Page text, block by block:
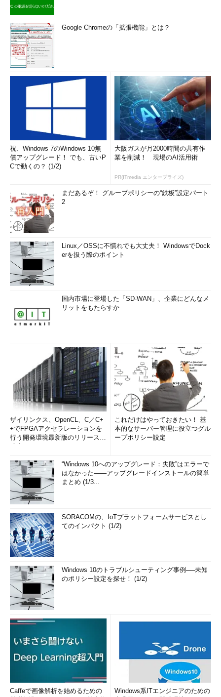
当時の米国は、万国著作権条約ではなかったので著作権の主張
に「まるC（コピーライト）」マークが必要だった。ところが
AMDがIntelからのライセンスに基づき製造していた8086の一部
に「まるC」マークが印刷されていない製品があり、そのために
認められなかったという因縁だ。
そんな垂直統合の半導体会社間のIP相互ライセンスに大きく変
革を迫ったのが、半導体会社の水平分業への流れだ。1990年代く
半導体製造工場の建設費が巨額となったことから、製造部門を
切り離し、設計と販売だけの半導体会社が増えていく。これと同
時期に設計部門も分業化が進んでいくのだ。
その昔は何でもかんでも社内で独自設計していたが、SoCとい
われるような巨大な設計ともなると、1社で何でも設計すると膨
大な設計工数をかけるか膨大な設計時間をかけなければ成り立た
なくなったのだ。そしてクロスライセンスのような古（いにし
え）の制度が失われる時代にもなっていた。
そこに登場するのがIPベンダー群である。複数の半導体会社が
共通して必要としている設計部品を開発し、それらを半導体会社
に販売する。これにより開発コストを広く薄く負担してもらうと
ともに、そこから収益を上げるビジネスモデルだ。ここにライセ
なり、IPビジネスが成立してくる。
このようなIP業界の勃興の旗手となったのが、Arm（当時は
ARMコアが必須」という欧州の携帯電話業界のトレンドがARM
の世界覇権を決定付けた。
携帯電話メーカーがバラバラに独自CPUを作っていたら、あの
当時の携帯電話の爆発的な普及はなかったと思う。CPUはARM
に任せ、携帯電話メーカーはそれ以外のところで差別化する。携
帯電話のあの急激な発展の中でやるべきことは膨大にあったの
だ。
ARMはCPUのIPを半導体会社に販売するが、自らは製造しない
どしたら、半導体会社のコンペティター（競合会社）ということ
になるからだ。そんなIPが半導体会社相手に売れるわけがない。
また、製造販売には巨大なリソースとリスクの負担も必要にな
る。ハッキリいって英国発祥の小企業であったARMが世界をカバ
ーできるような製造販売ができたわけがないのだ。ARMは設計リ
ソースに特化して、各半導体会社にIPを売り込むことで大をなし
た。いまやArmと何らかの契約のない半導体会社はないと思える
くらいのはびこりようである。リスクは半導体会社へ、利益は
Armへという感じだ。少し言い過ぎか。
IPビジネスはどうやってもうけている？
通常、IPをお金にする経路は3つある。あるIPについてライセ
ンスを許諾するときのイニシャルフィー、IPを搭載した製品を販
ポートとメンテナンスに関わるフィーである。ライセンスといっ
てもピンキリで、供給を受けたIPをそのままコピーして規定の製
品に搭載できるだけで何の改変も許されないというレベルから、
ある制約（所定の命令セットを守るなど）の中で自由に実装開発
でき、自由に製品展開できるレベルまでさまざまだ。一般に権利
Google Chromeの「拡張機能」とは？
祝、Windows 7のWindows 10無
償アップグレード！ でも、古いP
Cで動くの？ (1/2)
大阪ガスが月2000時間の共有作
業を削減！ 現場のAI活用術
PR(ITmedia エンタープライズ)
まだあるぞ！ グループポリシーの“鉄板”設定パート
2
Linux／OSSに不慣れでも大丈夫！ WindowsでDock
erを扱う際のポイント
国内市場に登場した「SD-WAN」、企業にどんなメ
リットをもたらすか
ザイリンクス、OpenCL、C／C+
+でFPGAアクセラレーションを
行う開発環境最新版のリリースを
これだけはやっておきたい！ 基
本的なサーバー管理に役立つグル
ープポリシー設定
“Windows 10へのアップグレード：失敗”はエラーで
はなかった――アップグレードインストールの簡単
まとめ (1/3...
SORACOMの、IoTプラットフォームサービスとし
てのインパクト (1/2)
Windows 10のトラブルシューティング事例──未知
のポリシー設定を探せ！ (1/2)
Caffeで画像解析を始めるための
Windows系ITエンジニアのための